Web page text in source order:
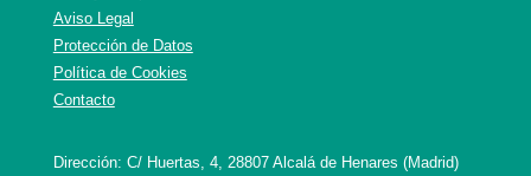
Aviso Legal
Protección de Datos
Política de Cookies
Contacto
Dirección: C/ Huertas, 4, 28807 Alcalá de Henares (Madrid)